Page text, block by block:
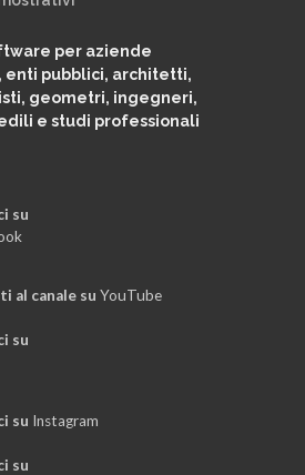
per aziende
pubblici, architetti,
geometri, ingegneri,
e studi professionali
su
al canale su YouTube
su
su Instagram
su